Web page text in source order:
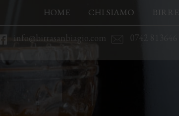
HOME CHI SIAMO BIRRE
info@birrasanbiagio.com 0742 813646